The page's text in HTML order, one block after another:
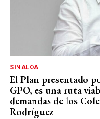
SINALOA
El Plan presentado
GPO, es una ruta
demandas de los
Rodríguez